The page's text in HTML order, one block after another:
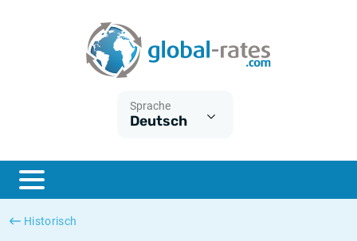
Sprache
Deutsch
Historisch
ESTER
SONIA
Was ist die VPI-Inflation?
Was ist die HVPI-Inflation?
Deutsche inflation
Europäische inflation
Historische Euribor-Sätze
Historische ESTER-Sätze
Historische SOFR-Sätze
Historische SONIA-Sätze
Inflationsrechner